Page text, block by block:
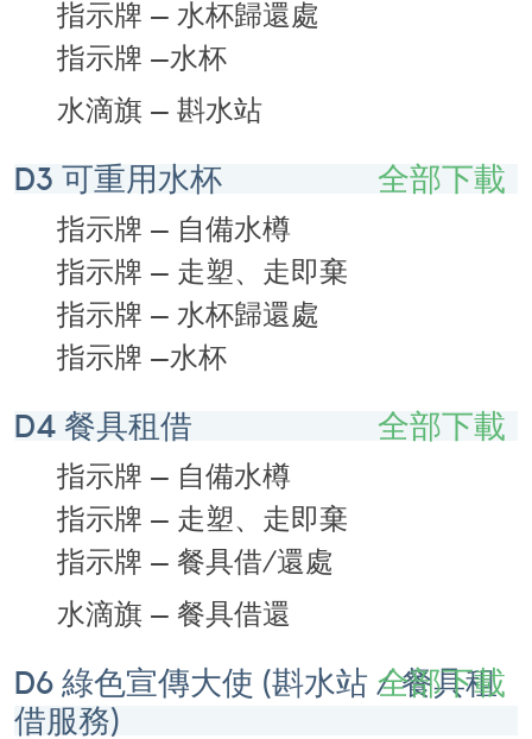
指示牌 – 水杯歸還處
指示牌 –水杯
水滴旗 – 斟水站
D3 可重用水杯 全部下載
指示牌 – 自備水樽
指示牌 – 走塑、走即棄
指示牌 – 水杯歸還處
指示牌 –水杯
D4 餐具租借 全部下載
指示牌 – 自備水樽
指示牌 – 走塑、走即棄
指示牌 – 餐具借/還處
水滴旗 – 餐具借還
D6 綠色宣傳大使 (斟水站 / 餐具租
借服務)
全部下載